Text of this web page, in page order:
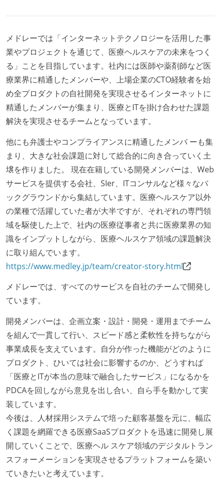
KPI などチームの目標・実績値について、メンバーの
誰もがいつでも閲覧可能になっている
ドキュメントの整備やペアプロ、モブワークなど、ナ
レッジの共有を積極的に行っている（属人性を減らす
取り組みをしている）
労働環境の自由度
週3日リモート勤務のハイブリットワーク（週2出社）
業務時間中に中抜けできる制度がある
2年以内に未就学児を子育てしながら働いていたエン
ジニアがいる
子育て中のエンジニアが、働き方を紹介したコンテン
ツが公開されている
フレックスタイム制または裁量労働制を採用している
メンバーの多様性
外国籍の開発メンバーがいる
開発メンバーの新卒採用を実施している
待遇・福利厚生
イベントへの業務参加やチケット負担など、会社とし
て、大規模カンファレンスへの参加を支援する制度が
ある
入社時には、各自希望のスペックの PC やディスプレ
イが支給される
希望者には定価 6 万円以上のオフィスチェアが支給さ
れる
選考プロセス
技術面接がある（既存コードのレビュー、DB・アーキ
テクチャ設計の口頭試問など）
職業安定法に対応する記載事項
メドレーでは「インターネットテクノロジーを活用した事
業やプロジェクトを通じて、医療ヘルスケアの未来をつく
る」ことを目指しています。社内には医師や薬剤師など医
療業界に精通したメンバーや、上場企業のCTO経験者を始
め全プロダクトの自社開発を実現させるインターネットに
精通したメンバーが集まり、医療とITを掛け合わせた課題
解決を実現させるチームとなっています。
他にも弁護士やコンプライアンスに精通したメンバ ーも集
まり、大きな社会課題に対して総合的に向き合っていく土
壌を作りました。 現在在籍している開発メンバーは、Web
サービスを提供する会社、SIer、ITコンサルなど様々なバ
ックグラウンドから集結しています。医療ヘルスケア以外
の業種で活躍していた者が大半ですが、それぞれの専門領
域を駆使した上で、社内の医療従事者と共に医療業界の知
識をインプットしながら、医療ヘルスケア領域の課題解決
に取り組んでいます。
https://www.medley.jp/team/creator-story.html
メドレーでは、すべてのサービスを自社のチームで開発し
ています。
開発メンバーは、企画立案・設計・開発・運用までチーム
を組んで一貫して行い、スピード感と柔軟性を持ちながら
事業成長を支えています。自分が作った機能がどのように
プロダクト、ひいては社会に影響するのか、どうすれば
「医療とITが本当の意味で融合したサービス」になるかを
PDCAを回しながら意見を出し合い、自ら手を動かして実
装しています。
今後は、人材採用システムで培った顧客基盤を元に、幅広
く課題を網羅できる医療SaaSプロダクトを迅速に開発し展
開していくことで、医療ヘル スケア領域のデジタルトラン
スフォーメーションを実現させるプラットフォームを築い
ていきたいと考えています。